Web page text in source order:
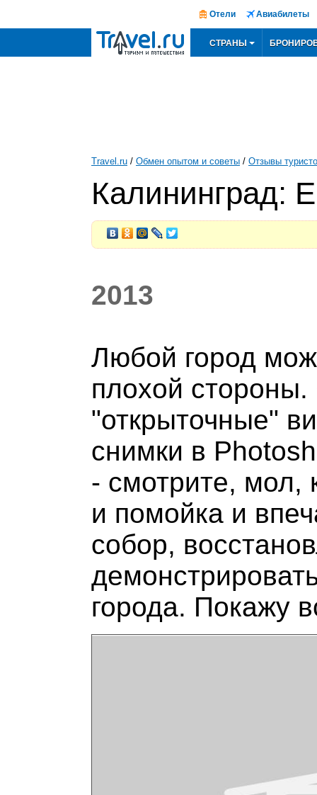
Отели Авиабилеты
СТРАНЫ
Travel.ru / Обмен опытом и советы / Отзывы
Калининград:
2013
Любой город
плохой стороны.
"открыточные"
снимки в
- смотрите, мол,
и помойка и
собор,
города. Покажу